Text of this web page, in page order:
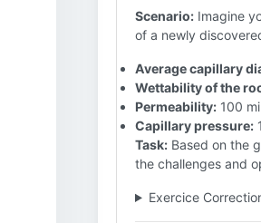
Scenario: Imagine
of a newly
Average capillary
Wettability of the
Permeability: 100
Capillary pressure:
Task: Based on the
the challenges and
Exercice